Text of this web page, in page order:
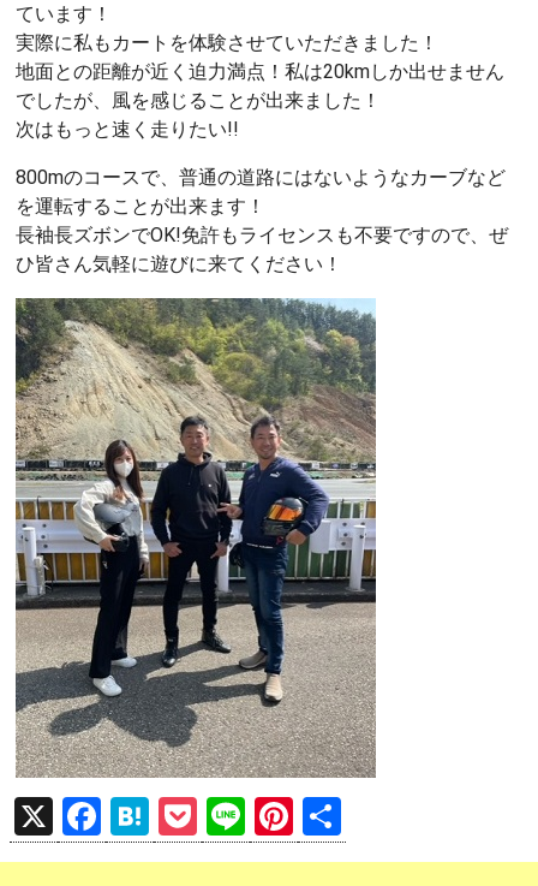
ています！
実際に私もカートを体験させていただきました！
地面との距離が近く迫力満点！私は20kmしか出せません
でしたが、風を感じることが出来ました！
次はもっと速く走りたい!!
800mのコースで、普通の道路にはないようなカーブなど
を運転することが出来ます！
長袖長ズボンでOK!免許もライセンスも不要ですので、ぜ
ひ皆さん気軽に遊びに来てください！
X
F
a
H
at
P
o
Li
n
Pi
nt 有